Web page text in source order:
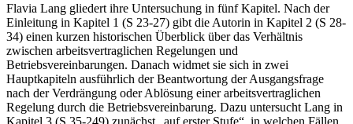
Flavia Lang gliedert ihre Untersuchung in fünf Kapitel. Nach der
Einleitung in Kapitel 1 (S 23-27) gibt die Autorin in Kapitel 2 (S 28-
34) einen kurzen historischen Überblick über das Verhältnis
zwischen arbeitsvertraglichen Regelungen und
Betriebsvereinbarungen. Danach widmet sie sich in zwei
Hauptkapiteln ausführlich der Beantwortung der Ausgangsfrage
nach der Verdrängung oder Ablösung einer arbeitsvertraglichen
Regelung durch die Betriebsvereinbarung. Dazu untersucht Lang in
Kapitel 3 (S 35-249) zunächst „auf erster Stufe“, in welchen Fällen